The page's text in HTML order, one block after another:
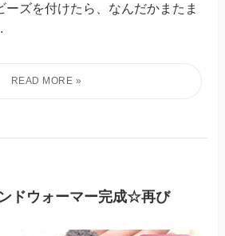
ーズを付けたら、なんだかまたま
ドウォーマー完成☆再び